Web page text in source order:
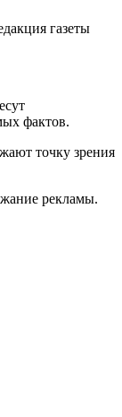
газеты
фактов.
точку зрения
рекламы.